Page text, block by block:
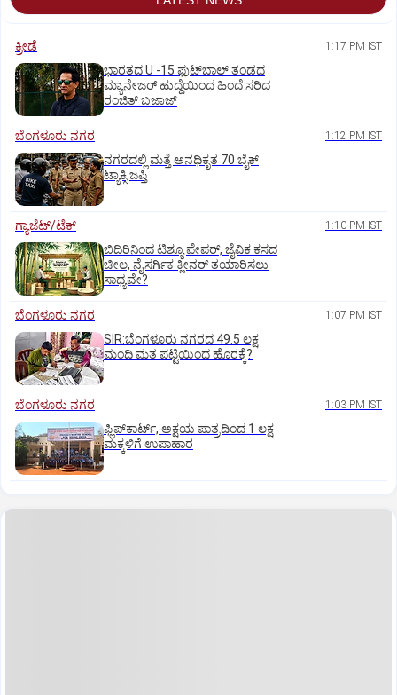
ಕ್ರೀಡೆ 1:17 PM IST
ಭಾರತದ U -15 ಫುಟ್‌ಬಾಲ್ ತಂಡದ
ಮ್ಯಾನೇಜರ್‌ ಹುದ್ದೆಯಿಂದ ಹಿಂದೆ ಸರಿದ
ರಂಜಿತ್‌ ಬಜಾಜ್‌
ಬೆಂಗಳೂರು ನಗರ 1:12 PM IST
ನಗರದಲ್ಲಿ ಮತ್ತೆ ಅನಧಿಕೃತ 70 ಬೈಕ್‌
ಟ್ಯಾಕ್ಸಿ ಜಪ್ತಿ
ಗ್ಯಾಜೆಟ್/ಟೆಕ್ 1:10 PM IST
ಬಿದಿರಿನಿಂದ ಟಿಶ್ಯೂ ಪೇಪರ್‌, ಜೈವಿಕ ಕಸದ
ಚೀಲ, ನೈಸರ್ಗಿಕ ಕ್ಲೀನರ್‌ ತಯಾರಿಸಲು
ಸಾಧ್ಯವೇ?
ಬೆಂಗಳೂರು ನಗರ 1:07 PM IST
SIR:ಬೆಂಗಳೂರು ನಗರದ 49.5 ಲಕ್ಷ
ಮಂದಿ ಮತ ಪಟ್ಟಿಯಿಂದ ಹೊರಕ್ಕೆ?
ಬೆಂಗಳೂರು ನಗರ 1:03 PM IST
ಫ್ಲಿಪ್‌ಕಾರ್ಟ್‌, ಅಕ್ಷಯ ಪಾತ್ರದಿಂದ 1 ಲಕ್ಷ
ಮಕ್ಕಳಿಗೆ ಉಪಾಹಾರ